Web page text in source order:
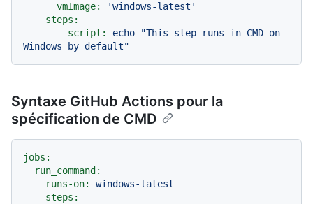
vmImage:
'windows-latest'
steps:
-
script: echo
"This step runs in CMD on
Windows by default"
Syntaxe GitHub Actions pour la
spécification de CMD
jobs:
run_command:
runs-on:
windows-latest
steps: